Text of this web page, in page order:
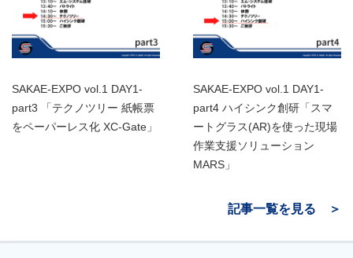
SAKAE-EXPO vol.1 DAY1-
part3 「テクノツリー 紙帳票
をペーパーレス化 XC-Gate」
SAKAE-EXPO vol.1 DAY1-
part4 ハイシンク創研「スマ
ートグラス(AR)を使った現場
作業支援ソリューション
MARS」
記事一覧を見る